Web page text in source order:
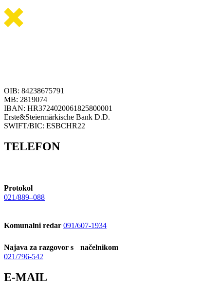
OIB: 84238675791
MB: 2819074
IBAN: HR3724020061825800001
Erste&Steiermärkische Bank D.D.
SWIFT/BIC: ESBCHR22
TELEFON
Protokol
021/889–088
Komunalni redar 091/607-1934
Najava za razgovor s načelnikom
021/796-542
E-MAIL